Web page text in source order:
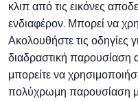
κλιπ από τις εικόνες
ενδιαφέρον. Μπορεί να
Ακολουθήστε τις οδηγίες
διαδραστική παρουσίαση
μπορείτε να
πολύχρωμη παρουσίαση με